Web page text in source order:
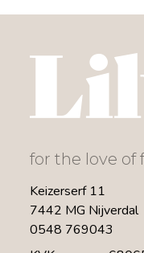
for the love of
Keizerserf 11
7442 MG Nijverdal
0548 769043